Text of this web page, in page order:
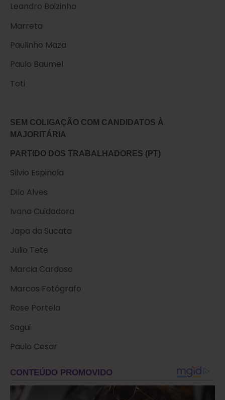
Leandro Boizinho
Marreta
Paulinho Maza
Paulo Baumel
Toti
SEM COLIGAÇÃO COM CANDIDATOS À
MAJORITÁRIA
PARTIDO DOS TRABALHADORES (PT)
Silvio Espinola
Dilo Alves
Ivana Cuidadora
Japa da Sucata
Julio Tete
Marcia Cardoso
Marcos Fotógrafo
Rose Portela
Sagui
Paulo Cesar